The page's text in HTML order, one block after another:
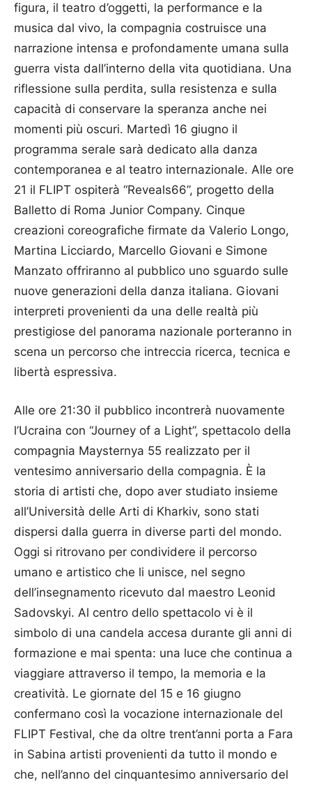
figura, il teatro d’oggetti, la performance e la
musica dal vivo, la compagnia costruisce una
narrazione intensa e profondamente umana sulla
guerra vista dall’interno della vita quotidiana. Una
riflessione sulla perdita, sulla resistenza e sulla
capacità di conservare la speranza anche nei
momenti più oscuri. Martedì 16 giugno il
programma serale sarà dedicato alla danza
contemporanea e al teatro internazionale. Alle ore
21 il FLIPT ospiterà “Reveals66”, progetto della
Balletto di Roma Junior Company. Cinque
creazioni coreografiche firmate da Valerio Longo,
Martina Licciardo, Marcello Giovani e Simone
Manzato offriranno al pubblico uno sguardo sulle
nuove generazioni della danza italiana. Giovani
interpreti provenienti da una delle realtà più
prestigiose del panorama nazionale porteranno in
scena un percorso che intreccia ricerca, tecnica e
libertà espressiva.
Alle ore 21:30 il pubblico incontrerà nuovamente
l’Ucraina con “Journey of a Light”, spettacolo della
compagnia Maysternya 55 realizzato per il
ventesimo anniversario della compagnia. È la
storia di artisti che, dopo aver studiato insieme
all’Università delle Arti di Kharkiv, sono stati
dispersi dalla guerra in diverse parti del mondo.
Oggi si ritrovano per condividere il percorso
umano e artistico che li unisce, nel segno
dell’insegnamento ricevuto dal maestro Leonid
Sadovskyi. Al centro dello spettacolo vi è il
simbolo di una candela accesa durante gli anni di
formazione e mai spenta: una luce che continua a
viaggiare attraverso il tempo, la memoria e la
creatività. Le giornate del 15 e 16 giugno
confermano così la vocazione internazionale del
FLIPT Festival, che da oltre trent’anni porta a Fara
in Sabina artisti provenienti da tutto il mondo e
che, nell’anno del cinquantesimo anniversario del